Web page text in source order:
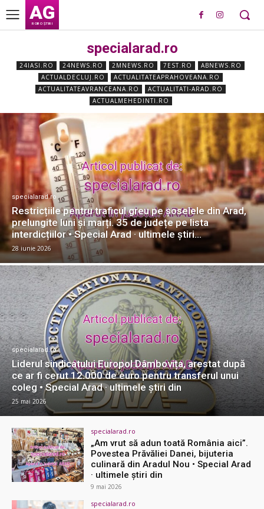
AG
ROBO ȘTIRI
specialarad.ro
24IASI.RO 24NEWS.RO 2MNEWS.RO 7EST.RO
ABNEWS.RO
ACTUALDECLUJ.RO
ACTUALITATEAPRAHOVEANA.RO
ACTUALITATEAVRANCEANA.RO
ACTUALITATI-ARAD.RO
ACTUALMEHEDINTI.RO
specialarad.ro
Restricțiile pentru traficul greu pe șoselele din Arad,
prelungite luni și marți. 35 de județe pe lista
interdicțiilor • Special Arad · ultimele știri...
28 iunie 2026
specialarad.ro
Liderul sindicatului Europol Dâmbovița, arestat după
ce ar fi cerut 12.000 de euro pentru transferul unui
coleg • Special Arad · ultimele știri din
25 mai 2026
specialarad.ro
„Am vrut să adun toată România aici”.
Povestea Prăvăliei Danei, bijuteria
culinară din Aradul Nou • Special Arad
· ultimele știri din
9 mai 2026
specialarad.ro